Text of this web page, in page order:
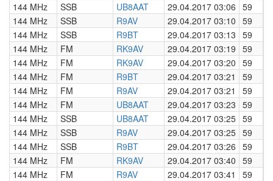
144 MHz
SSB UB8AAT 29.04.2017 03:06 59
144 MHz
SSB R9AV 29.04.2017 03:10 59
144 MHz
SSB R9BT 29.04.2017 03:13 59
144 MHz
FM RK9AV 29.04.2017 03:19 59
144 MHz
FM RK9AV 29.04.2017 03:20 59
144 MHz
FM R9BT 29.04.2017 03:21 59
144 MHz
FM R9AV 29.04.2017 03:21 59
144 MHz
FM UB8AAT 29.04.2017 03:23 59
144 MHz
SSB UB8AAT 29.04.2017 03:25 59
144 MHz
SSB R9AV 29.04.2017 03:25 59
144 MHz
SSB R9BT 29.04.2017 03:26 59
144 MHz
FM RK9AV 29.04.2017 03:40 59
144 MHz
FM R9AV 29.04.2017 03:41 59